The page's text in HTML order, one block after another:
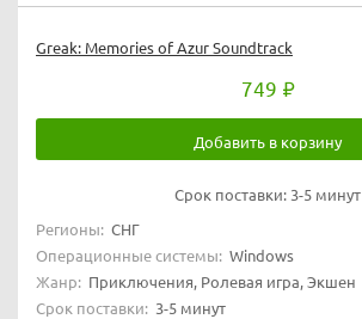
Greak: Memories of Azur Soundtrack
749
Добавить в корзину
Срок поставки: 3-5 минут
Регионы: СНГ
Операционные системы: Windows
Жанр: Приключения, Ролевая игра, Экшен
Срок поставки: 3-5 минут